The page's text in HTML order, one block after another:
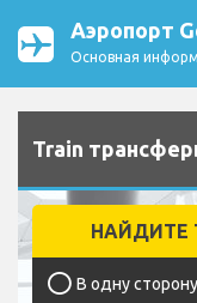
Аэропорт
Основная
Train
НАЙДИТЕ
В одну сторону